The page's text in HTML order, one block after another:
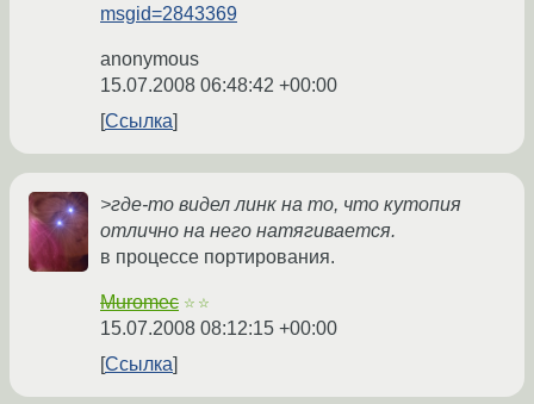
msgid=2843369
anonymous
15.07.2008 06:48:42 +00:00
Ссылка
>где-то видел линк на то, что кутопия
отлично на него натягивается.
в процессе портирования.
Muromec ☆☆
15.07.2008 08:12:15 +00:00
Ссылка